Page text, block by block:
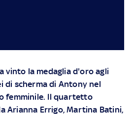
vinto la medaglia d'oro agli
di scherma di Antony nel
femminile. Il quartetto
Arianna Errigo, Martina Batini,